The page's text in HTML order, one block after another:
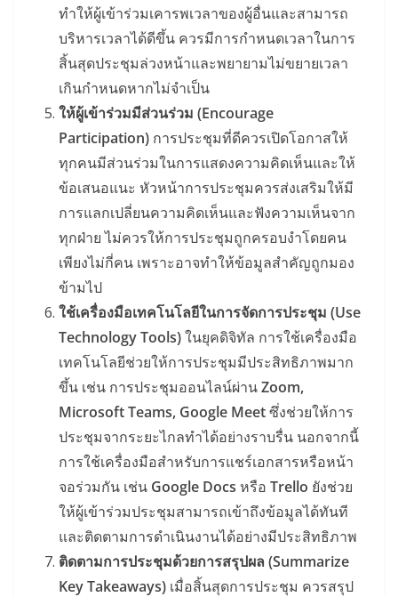
ทำให้ผู้เข้าร่วมเคารพเวลาของผู้อื่นและสามารถ
บริหารเวลาได้ดีขึ้น ควรมีการกำหนดเวลาในการ
สิ้นสุดประชุมล่วงหน้าและพยายามไม่ขยายเวลา
เกินกำหนดหากไม่จำเป็น
ให้ผู้เข้าร่วมมีส่วนร่วม (Encourage
Participation) การประชุมที่ดีควรเปิดโอกาสให้
ทุกคนมีส่วนร่วมในการแสดงความคิดเห็นและให้
ข้อเสนอแนะ หัวหน้าการประชุมควรส่งเสริมให้มี
การแลกเปลี่ยนความคิดเห็นและฟังความเห็นจาก
ทุกฝ่าย ไม่ควรให้การประชุมถูกครอบงำโดยคน
เพียงไม่กี่คน เพราะอาจทำให้ข้อมูลสำคัญถูกมอง
ข้ามไป
ใช้เครื่องมือเทคโนโลยีในการจัดการประชุม (Use
Technology Tools)ในยุคดิจิทัล การใช้เครื่องมือ
เทคโนโลยีช่วยให้การประชุมมีประสิทธิภาพมาก
ขึ้น เช่น การประชุมออนไลน์ผ่านZoom,
Microsoft Teams, Google Meetซึ่งช่วยให้การ
ประชุมจากระยะไกลทำได้อย่างราบรื่น นอกจากนี้
การใช้เครื่องมือสำหรับการแชร์เอกสารหรือหน้า
จอร่วมกัน เช่น Google Docs หรือ Trello ยังช่วย
ให้ผู้เข้าร่วมประชุมสามารถเข้าถึงข้อมูลได้ทันที
และติดตามการดำเนินงานได้อย่างมีประสิทธิภาพ
ติดตามการประชุมด้วยการสรุปผล (Summarize
Key Takeaways) เมื่อสิ้นสุดการประชุม ควรสรุป